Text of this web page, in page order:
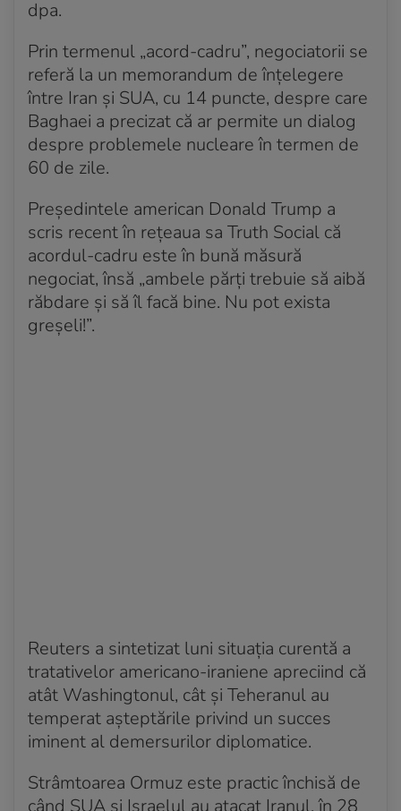
dpa.
Prin termenul „acord-cadru”, negociatorii se
referă la un memorandum de înțelegere
între Iran și SUA, cu 14 puncte, despre care
Baghaei a precizat că ar permite un dialog
despre problemele nucleare în termen de
60 de zile.
Președintele american Donald Trump a
scris recent în rețeaua sa Truth Social că
acordul-cadru este în bună măsură
negociat, însă „ambele părți trebuie să aibă
răbdare și să îl facă bine. Nu pot exista
greșeli!”.
Reuters a sintetizat luni situația curentă a
tratativelor americano-iraniene apreciind că
atât Washingtonul, cât și Teheranul au
temperat așteptările privind un succes
iminent al demersurilor diplomatice.
Strâmtoarea Ormuz este practic închisă de
când SUA și Israelul au atacat Iranul, în 28